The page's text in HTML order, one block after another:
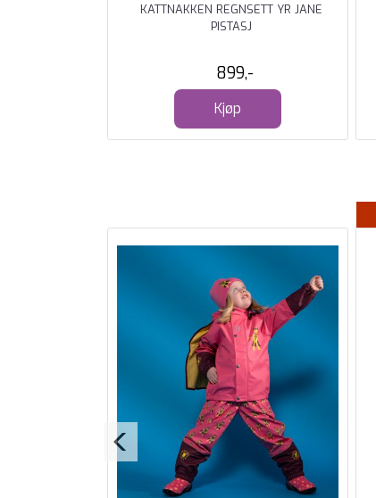
KATTNAKKEN REGNSETT YR JANE
PISTASJ
899,-
Kjøp